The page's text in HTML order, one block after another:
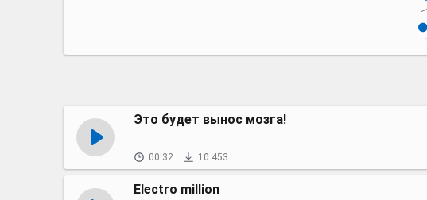
Это будет вынос мозга!
00:32 10 453
Electro million